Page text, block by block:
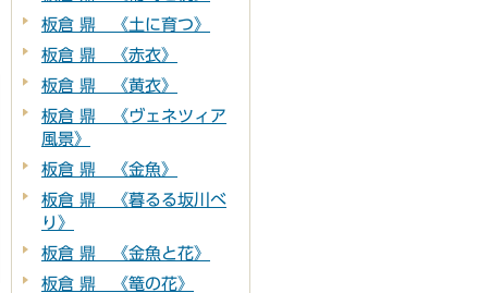
板倉 鼎 《土に育つ》
板倉 鼎 《赤衣》
板倉 鼎 《黄衣》
板倉 鼎 《ヴェネツィア
風景》
板倉 鼎 《金魚》
板倉 鼎 《暮るる坂川べ
り》
板倉 鼎 《金魚と花》
板倉 鼎 《篭の花》